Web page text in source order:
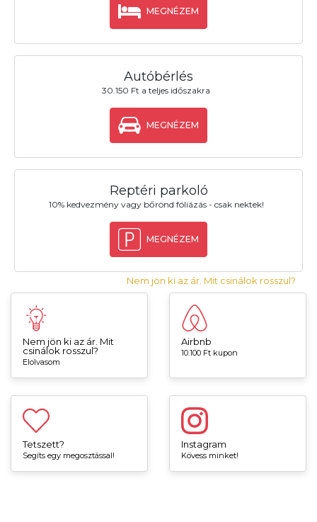
MEGNÉZEM
Autóbérlés
30.150 Ft a teljes időszakra
MEGNÉZEM
Reptéri parkoló
10% kedvezmény vagy bőrönd fóliázás - csak nektek!
MEGNÉZEM
Nem jön ki az ár. Mit csinálok rosszul?
Nem jön ki az ár. Mit
csinálok rosszul?
Elolvasom
Airbnb
10.100 Ft kupon
Tetszett?
Segíts egy megosztással!
Instagram
Kövess minket!